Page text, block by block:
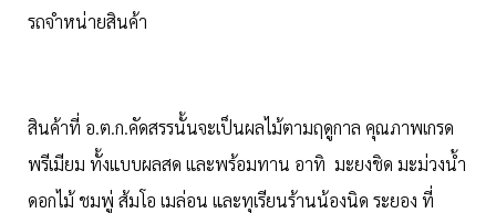
รถจำหน่ายสินค้า
สินค้าที่ อ.ต.ก.คัดสรรนั้นจะเป็นผลไม้ตามฤดูกาล คุณภาพเกรด
พรีเมียม ทั้งแบบผลสด และพร้อมทาน อาทิ มะยงชิด มะม่วงน้ำ
ดอกไม้ ชมพู่ ส้มโอ เมล่อน และทุเรียนร้านน้องนิด ระยอง ที่